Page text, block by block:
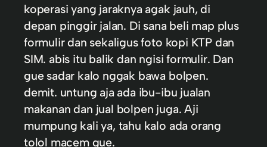
koperasi yang jaraknya agak jauh, di
depan pinggir jalan. Di sana beli map plus
formulir dan sekaligus foto kopi KTP dan
SIM. abis itu balik dan ngisi formulir. Dan
gue sadar kalo nggak bawa bolpen.
demit. untung aja ada ibu-ibu jualan
makanan dan jual bolpen juga. Aji
mumpung kali ya, tahu kalo ada orang
tolol macem gue.